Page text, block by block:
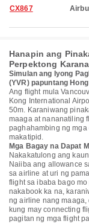
CX867
Hanapin ang
Perpektong
Simulan ang Iyong
(YVR) papuntang
Ang flight mula
Kong International
50m. Karaniwang
maaga at nananatiling
paghahambing ng
makatipid.
Mga Bagay na Dapat
Nakakatulong ang
Naiiba ang allowance
sa airline at uri ng
flight sa ibaba bago
nakabook ka na,
ng airline nang maaga,
kung may connecting
pagitan ng mga flight